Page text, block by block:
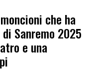
che ha
Sanremo 2025
e una